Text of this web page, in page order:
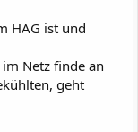
HAG ist und
Netz finde an
geht